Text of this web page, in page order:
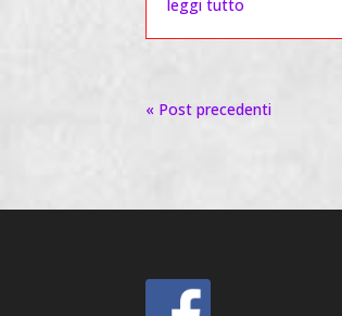
leggi tutto
« Post precedenti